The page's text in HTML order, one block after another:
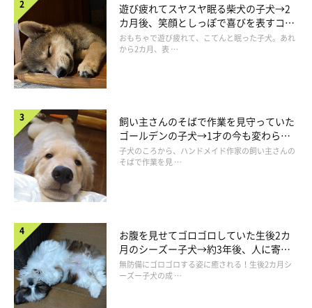
遊び疲れてスヤスヤ眠る柴犬の子犬→2
カ月後、笑顔としっぽで喜びを表すコに
成長！
おもちゃで遊び疲れて、こてんと眠った子犬。あれ
から2カ月、表 …
飼い主さんのそばで作業を見守っていた
ゴールデンの子犬→1才の今も変わらな
い“見守り隊”の姿にほっこり
子犬のころから、ハンドメイド作家の飼い主さんの
そばで作業を見 …
お腹を見せてゴロゴロしていた生後2カ
月のシーズー子犬→約3年後、人に寄り
添う優しいコに成長した姿にほっこり
無防備にゴロゴロする姿に癒される！生後2カ月シ
ーズー子犬の成 …